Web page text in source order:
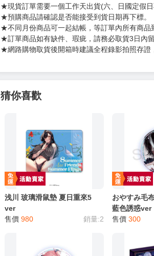
★現貨訂單需要一個工作天出貨(六、日國定假
★預購商品請確認是否能接受到貨日期再下標。
★不同月份商品可一起結帳，等訂單內所有商品
★訂單商品如有缺件、瑕疵，請務必取貨3日內
★網路購物取貨後開箱時建議全程錄影拍照存證
猜你喜歡
浅川 玻璃滑鼠墊 夏日重來5
ver
售價 980 銷量:2
おやすみ毛
藍色誘惑ver
售價 300